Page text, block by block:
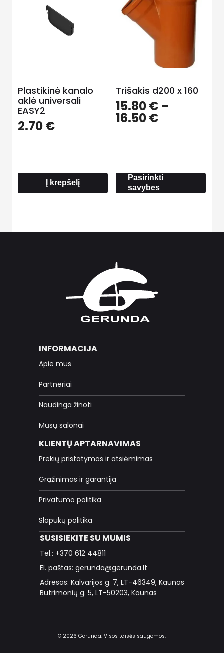
Plastikinė kanalo
aklė universali
EASY2
2.70€
Į krepšelį
Trišakis d200 x 160
15.80€ –
16.50€Price
Pasirinkti
savybes
INFORMACIJA
Apie mus
Partneriai
Naudinga žinoti
Mūsų salonai
KLIENTŲ APTARNAVIMAS
Prekių pristatymas ir atsiėmimas
Grąžinimas ir garantija
Privatumo politika
Slapukų politika
SUSISIEKITE SU MUMIS
Tel.: +370 612 44811
El. paštas: gerunda@gerunda.lt
Adresas: Kalvarijos g. 7, LT-46349, Kaunas
Butrimonių g. 5, LT-50203, Kaunas
© 2026 Gerunda. Visos teisės saugomos.